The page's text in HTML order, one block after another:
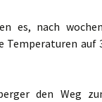
es, nach
auf
den Weg